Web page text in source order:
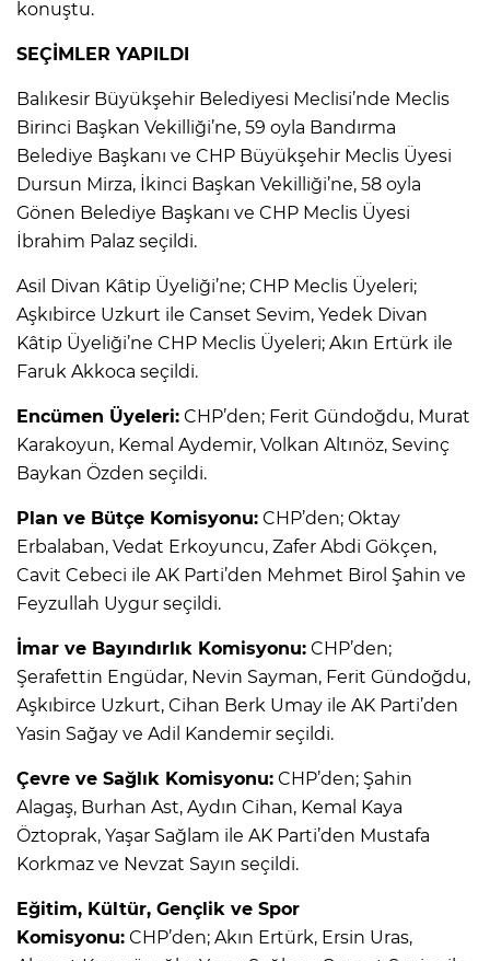
konuştu.
SEÇİMLER YAPILDI
Balıkesir Büyükşehir Belediyesi Meclisi’nde Meclis
Birinci Başkan Vekilliği’ne, 59 oyla Bandırma
Belediye Başkanı ve CHP Büyükşehir Meclis Üyesi
Dursun Mirza, İkinci Başkan Vekilliği’ne, 58 oyla
Gönen Belediye Başkanı ve CHP Meclis Üyesi
İbrahim Palaz seçildi.
Asil Divan Kâtip Üyeliği’ne; CHP Meclis Üyeleri;
Aşkıbirce Uzkurt ile Canset Sevim, Yedek Divan
Kâtip Üyeliği’ne CHP Meclis Üyeleri; Akın Ertürk ile
Faruk Akkoca seçildi.
Encümen Üyeleri: CHP’den; Ferit Gündoğdu, Murat
Karakoyun, Kemal Aydemir, Volkan Altınöz, Sevinç
Baykan Özden seçildi.
Plan ve Bütçe Komisyonu: CHP’den; Oktay
Erbalaban, Vedat Erkoyuncu, Zafer Abdi Gökçen,
Cavit Cebeci ile AK Parti’den Mehmet Birol Şahin ve
Feyzullah Uygur seçildi.
İmar ve Bayındırlık Komisyonu: CHP’den;
Şerafettin Engüdar, Nevin Sayman, Ferit Gündoğdu,
Aşkıbirce Uzkurt, Cihan Berk Umay ile AK Parti’den
Yasin Sağay ve Adil Kandemir seçildi.
Çevre ve Sağlık Komisyonu: CHP’den; Şahin
Alagaş, Burhan Ast, Aydın Cihan, Kemal Kaya
Öztoprak, Yaşar Sağlam ile AK Parti’den Mustafa
Korkmaz ve Nevzat Sayın seçildi.
Eğitim, Kültür, Gençlik ve Spor
Komisyonu: CHP’den; Akın Ertürk, Ersin Uras,